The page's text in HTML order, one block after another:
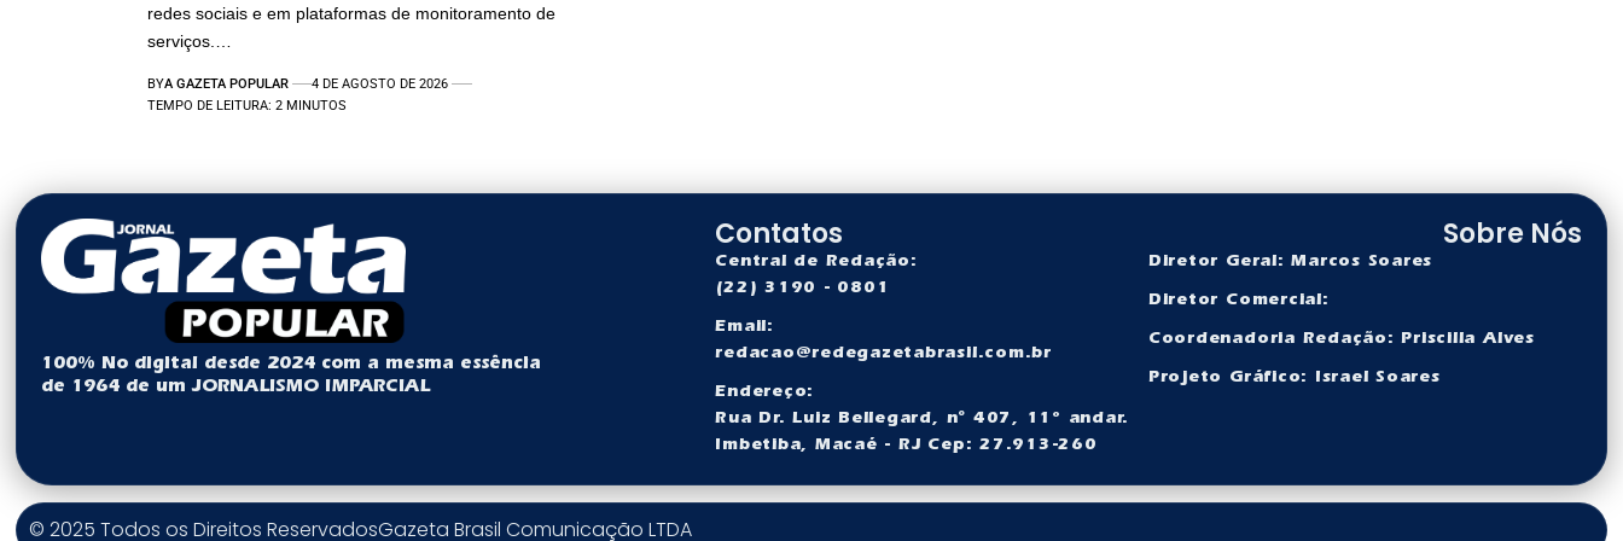
redes sociais e em plataformas de monitoramento de
serviços.…
BYA GAZETA POPULAR
4 DE AGOSTO DE 2026
TEMPO DE LEITURA: 2 MINUTOS
100% No digital desde 2024 com a mesma essência
de 1964 de um JORNALISMO IMPARCIAL
Contatos
Central de Redação:
(22) 3190 - 0801
Email:
redacao@redegazetabrasil.com.br
Endereço:
Rua Dr. Luiz Bellegard, nº 407, 11° andar.
Imbetiba, Macaé - RJ Cep: 27.913-260
Sobre Nós
Diretor Geral: Marcos Soares
Diretor Comercial:
Coordenadoria Redação: Priscilla Alves
Projeto Gráfico: Israel Soares
© 2025 Todos os Direitos ReservadosGazeta Brasil Comunicação LTDA